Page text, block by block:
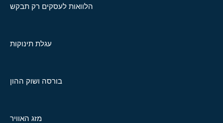
הלוואות לעסקים רק תבקש
עגלת תינוקות
בורסה ושוק ההון
מזג האוויר